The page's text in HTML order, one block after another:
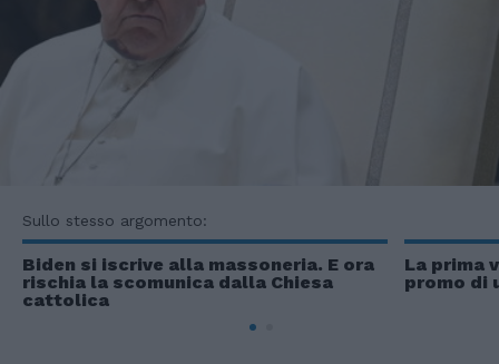
Sullo stesso argomento:
Biden si iscrive alla massoneria. E ora
rischia la scomunica dalla Chiesa
cattolica
La prima
promo di